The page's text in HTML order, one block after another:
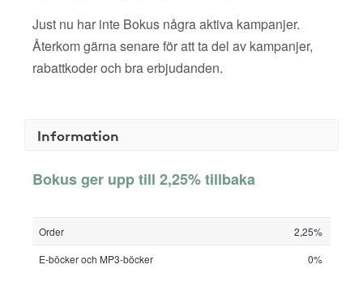
Just nu har inte Bokus några aktiva kampanjer.
Återkom gärna senare för att ta del av kampanjer,
rabattkoder och bra erbjudanden.
Information
Bokus ger upp till 2,25% tillbaka
Order
2,25%
E-böcker och MP3-böcker
0%